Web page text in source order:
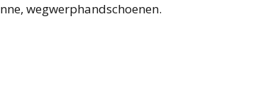
wegwerphandschoenen.